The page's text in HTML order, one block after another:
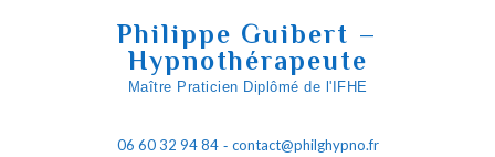
Philippe Guibert –
Hypnothérapeute
Maître Praticien Diplômé de l'IFHE
06 60 32 94 84- contact@philghypno.fr